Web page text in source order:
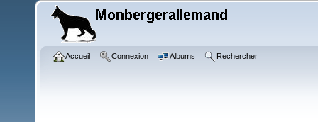
Accueil Connexion Albums Rechercher